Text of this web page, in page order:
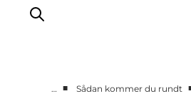
… ■ Sådan kommer du rundt